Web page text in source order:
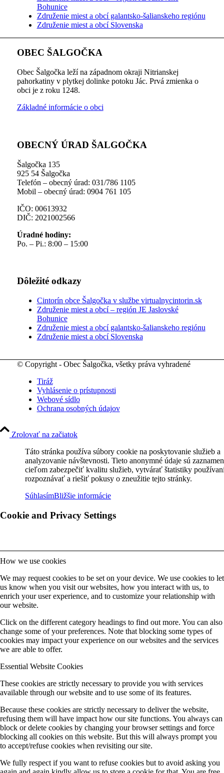
Bohunice
Združenie miest a obcí galantsko-šalianskeho regiónu
Združenie miest a obcí Slovenska
OBEC ŠALGOČKA
Obec Šalgočka leží na západnom okraji Nitrianskej
pahorkatiny v plytkej dolinke potoku Jác. Prvá zmienka o
obci je z roku 1248.
Základné informácie o obci
OBECNÝ ÚRAD ŠALGOČKA
Šalgočka 135
925 54 Šalgočka
Telefón – obecný úrad: 031/786 1105
Mobil – obecný úrad: 0904 761 105
IČO: 00613932
DIČ: 2021002566
Úradné hodiny:
Po. – Pi.: 8:00 – 15:00
Dôležité odkazy
Cintorín obce Šalgočka v službe virtualnycintorin.sk
Združenie miest a obcí – región JE Jaslovské
Bohunice
Združenie miest a obcí galantsko-šalianskeho regiónu
Združenie miest a obcí Slovenska
© Copyright - Obec Šalgočka, všetky práva vyhradené
Tiráž
Vyhlásenie o prístupnosti
Webové sídlo
Ochrana osobných údajov
Zrolovať na začiatok
Táto stránka používa súbory cookie na poskytovanie služieb a
analyzovanie návštevnosti. Tieto anonymné údaje sú
cieľom zabezpečiť kvalitu služieb, vytvárať štatistiky
rozpoznávať a riešiť pokusy o zneužitie tejto stránky.
SúhlasímBližšie informácie
Cookie and Privacy Settings
How we use cookies
We may request cookies to be set on your device. We use cookies to let
us know when you visit our websites, how you interact with us, to
enrich your user experience, and to customize your relationship with
our website.
Click on the different category headings to find out more. You can also
change some of your preferences. Note that blocking some types of
cookies may impact your experience on our websites and the services
we are able to offer.
Essential Website Cookies
These cookies are strictly necessary to provide you with services
available through our website and to use some of its features.
Because these cookies are strictly necessary to deliver the website,
refusing them will have impact how our site functions. You always can
block or delete cookies by changing your browser settings and force
blocking all cookies on this website. But this will always prompt you
to accept/refuse cookies when revisiting our site.
We fully respect if you want to refuse cookies but to avoid asking you